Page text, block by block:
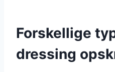
Forskellige
dressing